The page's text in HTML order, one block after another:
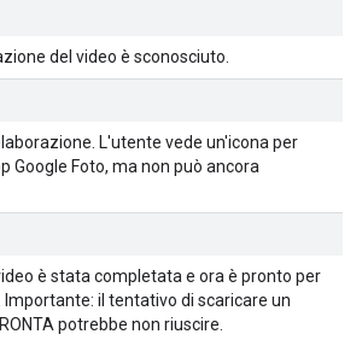
del video è sconosciuto.
L'utente vede un'icona per
Google Foto, ma non può ancora
è stata completata e ora è pronto per
il tentativo di scaricare un
potrebbe non riuscire.